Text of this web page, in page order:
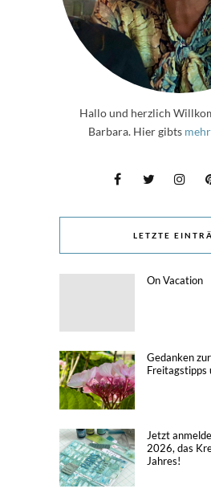
Hallo und herzlich
Barbara. Hier gibts
LETZTE
On Vacation
Gedanken
Freitagstipps
Jetzt
2026, das
Jahres!